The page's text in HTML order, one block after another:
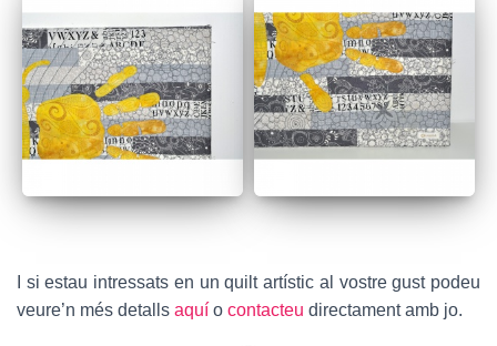
I si estau intressats en un quilt artístic al vostre gust podeu
veure’n més detalls aquí o contacteu directament amb jo.